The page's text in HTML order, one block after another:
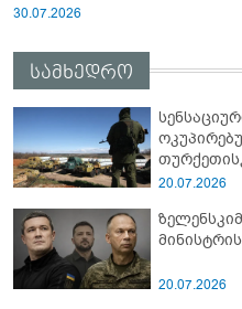
30.07.2026
სამხედრო
სამიტი
20.07.2026
20.07.2026